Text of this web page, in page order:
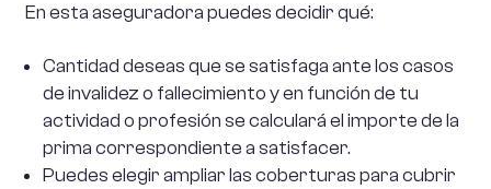
En esta aseguradora puedes decidir qué:
Cantidad deseas que se satisfaga ante los casos
de invalidez o fallecimiento y en función de tu
actividad o profesión se calculará el importe de la
prima correspondiente a satisfacer.
Puedes elegir ampliar las coberturas para cubrir